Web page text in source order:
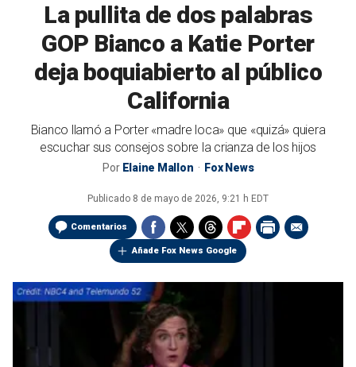
La pullita de dos palabras
GOP Bianco a Katie Porter
deja boquiabierto al público
California
Bianco llamó a Porter «madre loca» que «quizá» quiera
escuchar sus consejos sobre la crianza de los hijos
Por Elaine Mallon Fox News
Publicado 8 de mayo de 2026, 9:21 h EDT
Comentarios
Añade Fox News Google